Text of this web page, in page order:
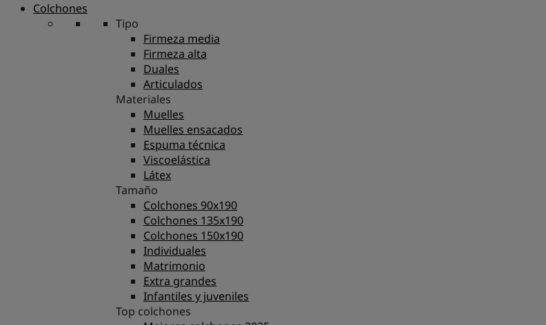
Colchones
Tipo
Firmeza media
Firmeza alta
Duales
Articulados
Materiales
Muelles
Muelles ensacados
Espuma técnica
Viscoelástica
Látex
Tamaño
Colchones 90x190
Colchones 135x190
Colchones 150x190
Individuales
Matrimonio
Extra grandes
Infantiles y juveniles
Top colchones